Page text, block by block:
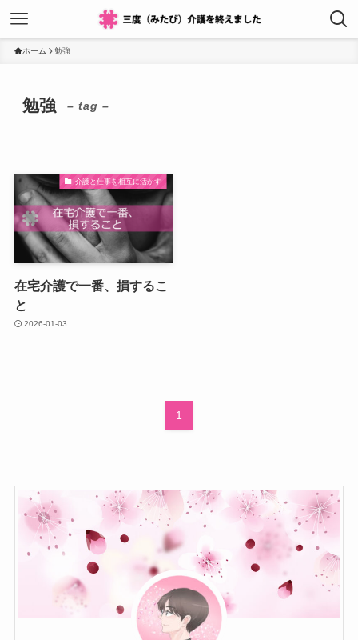
ホーム 勉強
勉強 – tag –
介護と仕事を相互に活かす
在宅介護で一番、損するこ
と
2026-01-03
1